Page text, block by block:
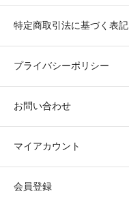
特定商取引法に基づく表記
プライバシーポリシー
お問い合わせ
マイアカウント
会員登録